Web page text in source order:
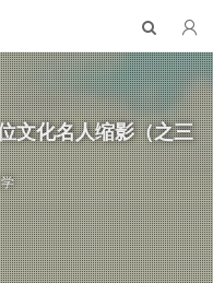
文化名人缩影（之三